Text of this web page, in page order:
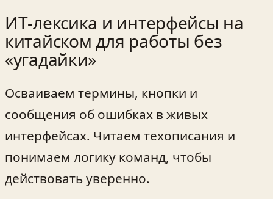
ИТ‑лексика и интерфейсы на
китайском для работы без
«угадайки»
Осваиваем термины, кнопки и
сообщения об ошибках в живых
интерфейсах. Читаем техописания и
понимаем логику команд, чтобы
действовать уверенно.